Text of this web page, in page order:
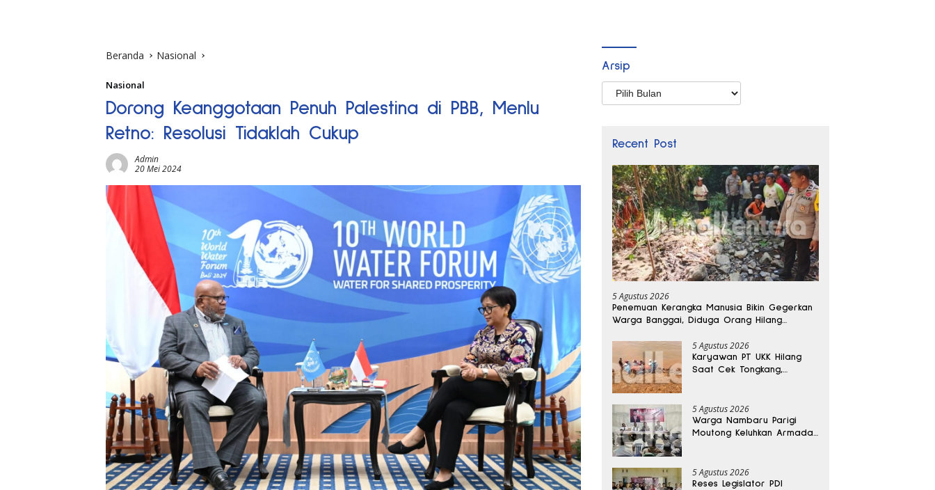
Beranda Nasional
Nasional
Dorong Keanggotaan Penuh Palestina di PBB, Menlu
Retno: Resolusi Tidaklah Cukup
Admin
20 Mei 2024
Arsip
Arsip
Recent Post
5 Agustus 2026
Penemuan Kerangka Manusia Bikin Gegerkan
Warga Banggai, Diduga Orang Hilang
5 Agustus 2026
Karyawan PT UKK Hilang
Saat Cek Tongkang,
5 Agustus 2026
Warga Nambaru Parigi
Moutong Keluhkan Armada
Reses Legislator PKS
5 Agustus 2026
Reses Legislator PDI